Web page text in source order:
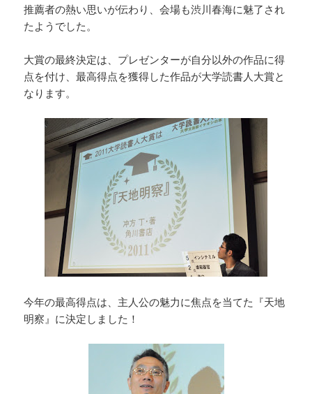
推薦者の熱い思いが伝わり、会場も渋川春海に魅了され
たようでした。
大賞の最終決定は、プレゼンターが自分以外の作品に得
点を付け、最高得点を獲得した作品が大学読書人大賞と
なります。
今年の最高得点は、主人公の魅力に焦点を当てた『天地
明察』に決定しました！